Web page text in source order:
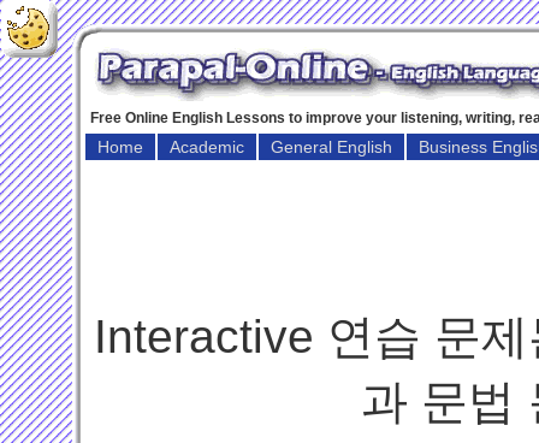
Free Online English Lessons to improve your listening, writing,
Home Academic General English Business
Interactive 연습 문
과 문법